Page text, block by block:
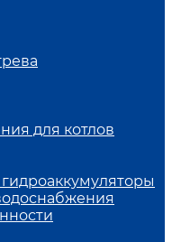
для котлов